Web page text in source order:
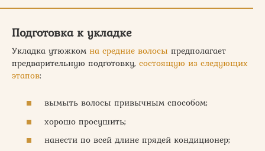
Подготовка к укладке
Укладка утюжком на средние волосы предполагает
предварительную подготовку, состоящую из следующих
этапов:
вымыть волосы привычным способом;
хорошо просушить;
нанести по всей длине прядей кондиционер;